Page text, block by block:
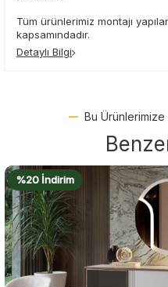
Tüm ürünlerimiz montajı
kapsamındadır.
Detaylı Bilgi
Bu
%22 İndirim